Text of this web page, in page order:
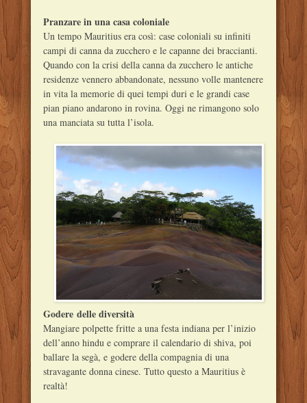
Pranzare in una casa coloniale
Un tempo Mauritius era così: case coloniali su infiniti
campi di canna da zucchero e le capanne dei braccianti.
Quando con la crisi della canna da zucchero le antiche
residenze vennero abbandonate, nessuno volle mantenere
in vita la memorie di quei tempi duri e le grandi case
pian piano andarono in rovina. Oggi ne rimangono solo
una manciata su tutta l’isola.
Godere delle diversità
Mangiare polpette fritte a una festa indiana per l’inizio
dell’anno hindu e comprare il calendario di shiva, poi
ballare la segà, e godere della compagnia di una
stravagante donna cinese. Tutto questo a Mauritius è
realtà!